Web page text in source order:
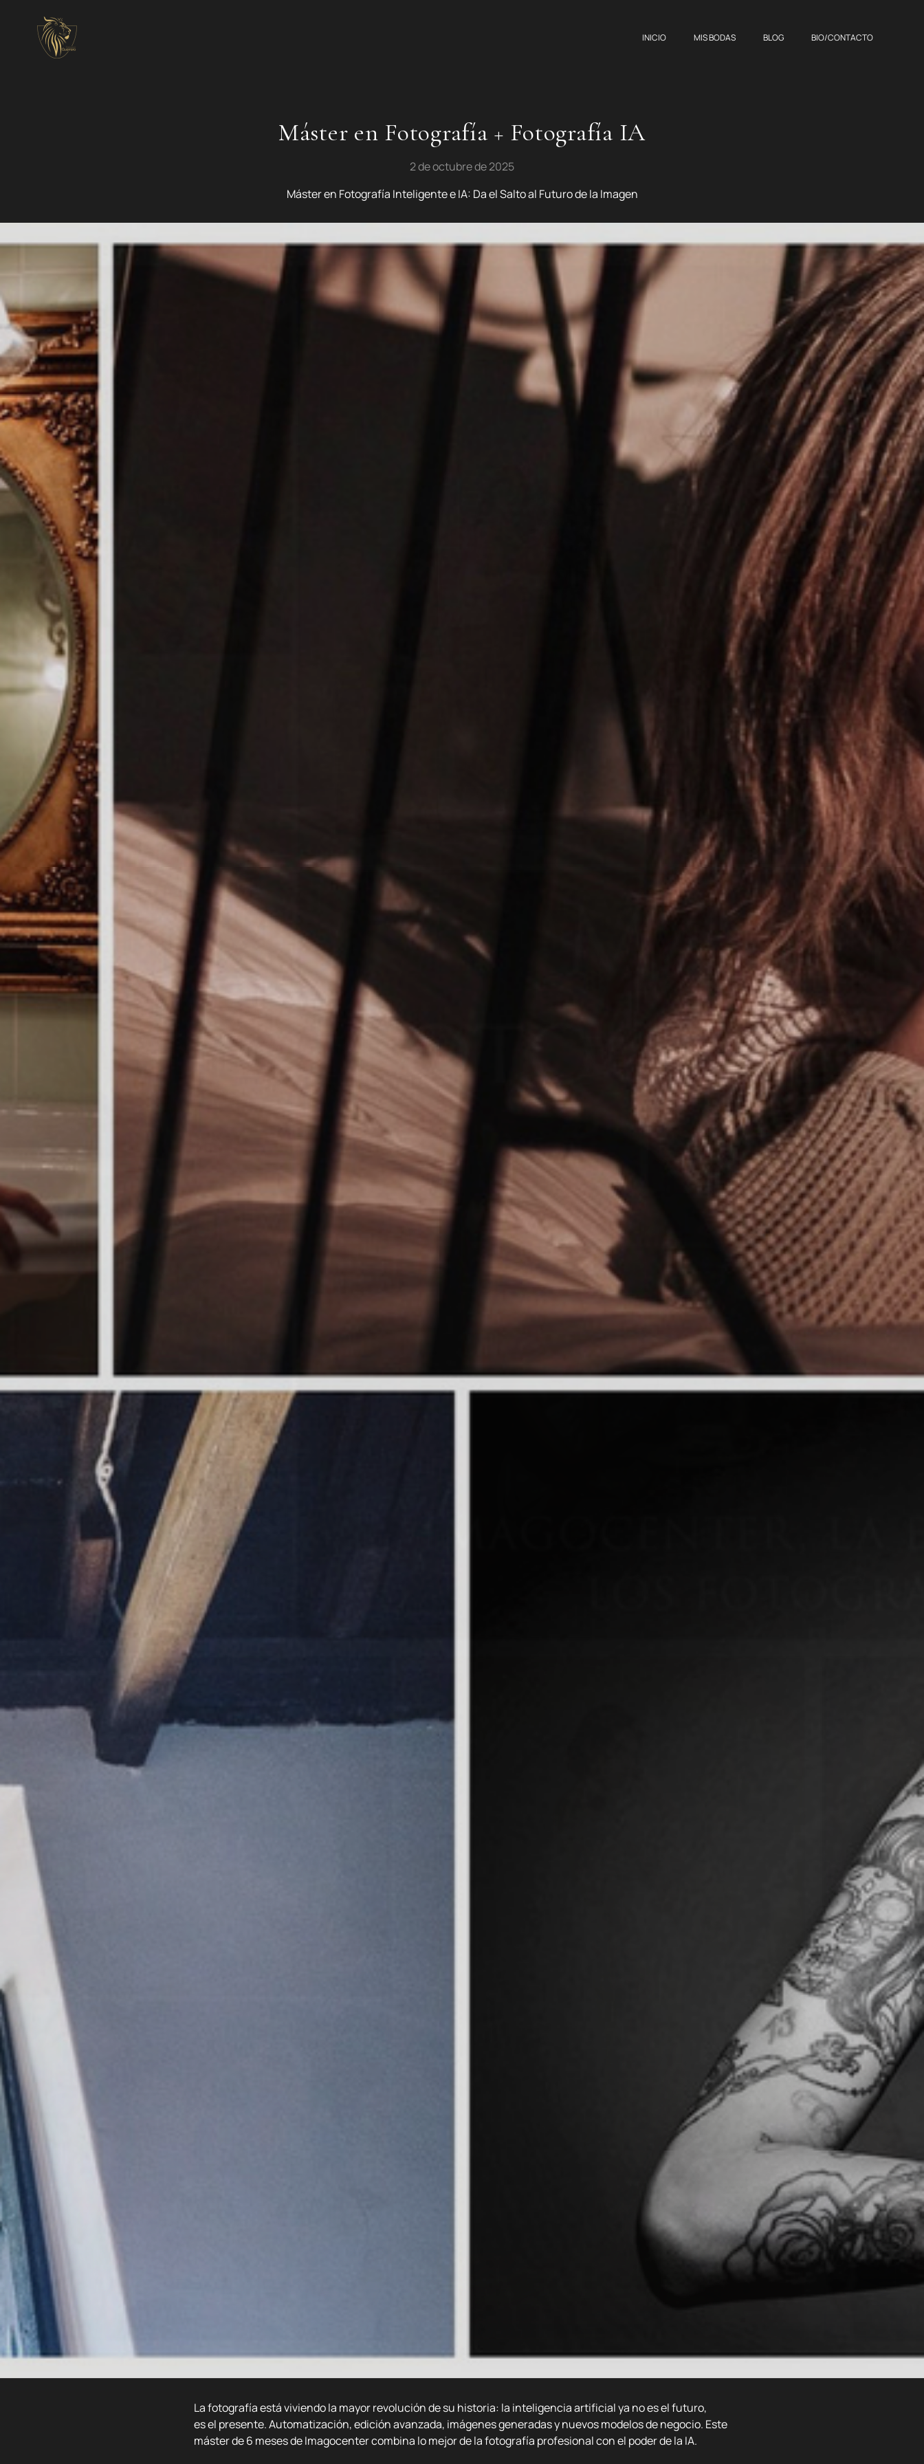
INICIO MIS BODAS BLOG BIO/CONTACTO
Máster en Fotografía + Fotografía IA
2 de octubre de 2025
Máster en Fotografía Inteligente e IA: Da el Salto al Futuro de la Imagen
La fotografía está viviendo la mayor revolución de su historia: la inteligencia artificial ya no es el futuro,
es el presente. Automatización, edición avanzada, imágenes generadas y nuevos modelos de negocio. Este
máster de 6 meses de Imagocenter combina lo mejor de la fotografía profesional con el poder de la IA.